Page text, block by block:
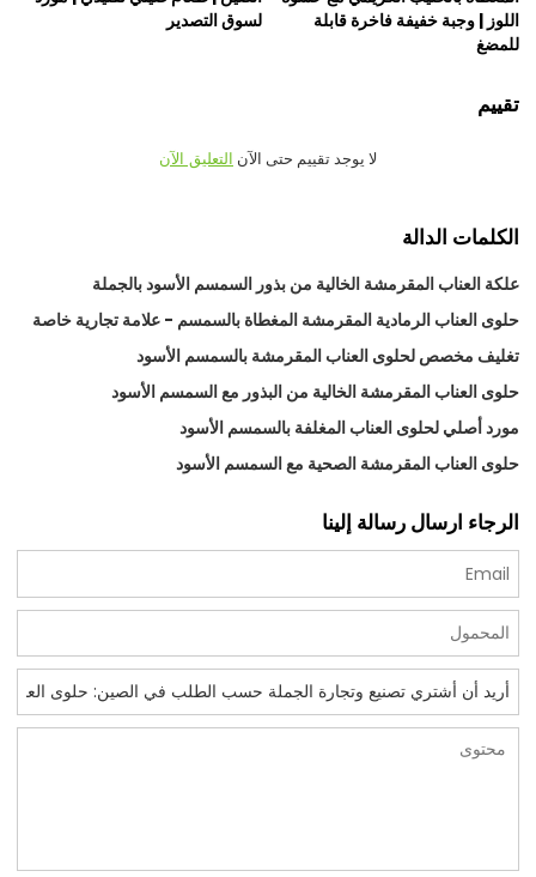
اللوز | وجبة خفيفة فاخرة قابلة
للمضغ
لسوق التصدير
تقييم
لا يوجد تقييم حتى الآن التعليق الآن
الكلمات الدالة
علكة العناب المقرمشة الخالية من بذور السمسم الأسود بالجملة
حلوى العناب الرمادية المقرمشة المغطاة بالسمسم - علامة تجارية خاصة
تغليف مخصص لحلوى العناب المقرمشة بالسمسم الأسود
حلوى العناب المقرمشة الخالية من البذور مع السمسم الأسود
مورد أصلي لحلوى العناب المغلفة بالسمسم الأسود
حلوى العناب المقرمشة الصحية مع السمسم الأسود
الرجاء ارسال رسالة إلينا